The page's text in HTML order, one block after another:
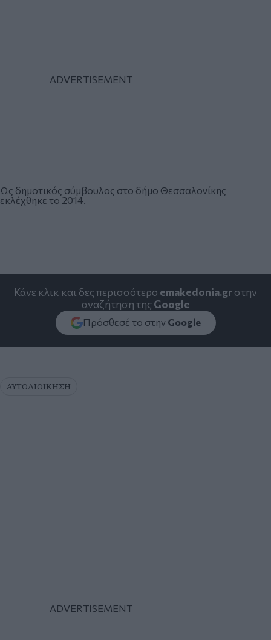
Ως δημοτικός σύμβουλος στο δήμο Θεσσαλονίκης
εκλέχθηκε το 2014.
Κάνε κλικ και δες περισσότερο emakedonia.grστην
αναζήτηση της Google
Πρόσθεσέ το στην Google
ΑΥΤΟΔΙΟΙΚΗΣΗ